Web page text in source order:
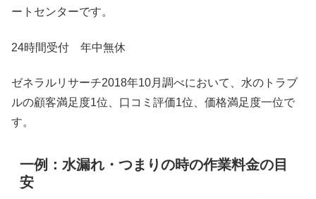
ートセンターです。
24時間受付 年中無休
ゼネラルリサーチ2018年10月調べにおいて、水のトラブ
ルの顧客満足度1位、口コミ評価1位、価格満足度一位で
す。
一例：水漏れ・つまりの時の作業料金の目
安